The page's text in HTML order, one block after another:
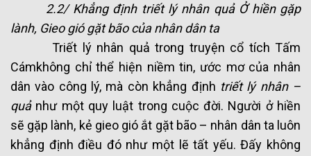
2.2/ Khẳng định triết lý nhân quả Ở hiền gặp
lành, Gieo gió gặt bão của nhân dân ta
Triết lý nhân quả trong truyện cổ tích Tấm
Cámkhông chỉ thể hiện niềm tin, ước mơ của nhân
dân vào công lý, mà còn khẳng định triết lý nhân –
quảnhư một quy luật trong cuộc đời. Người ở hiền
sẽ gặp lành, kẻ gieo gió ắt gặt bão – nhân dân ta luôn
khẳng định điều đó như một lẽ tất yếu. Đấy không